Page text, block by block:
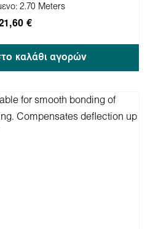
2.70 Meters
€
καλάθι αγορών